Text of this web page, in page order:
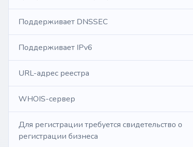
Поддерживает DNSSEC
Поддерживает IPv6
URL-адрес реестра
WHOIS-сервер
Для регистрации требуется свидетельство о
регистрации бизнеса